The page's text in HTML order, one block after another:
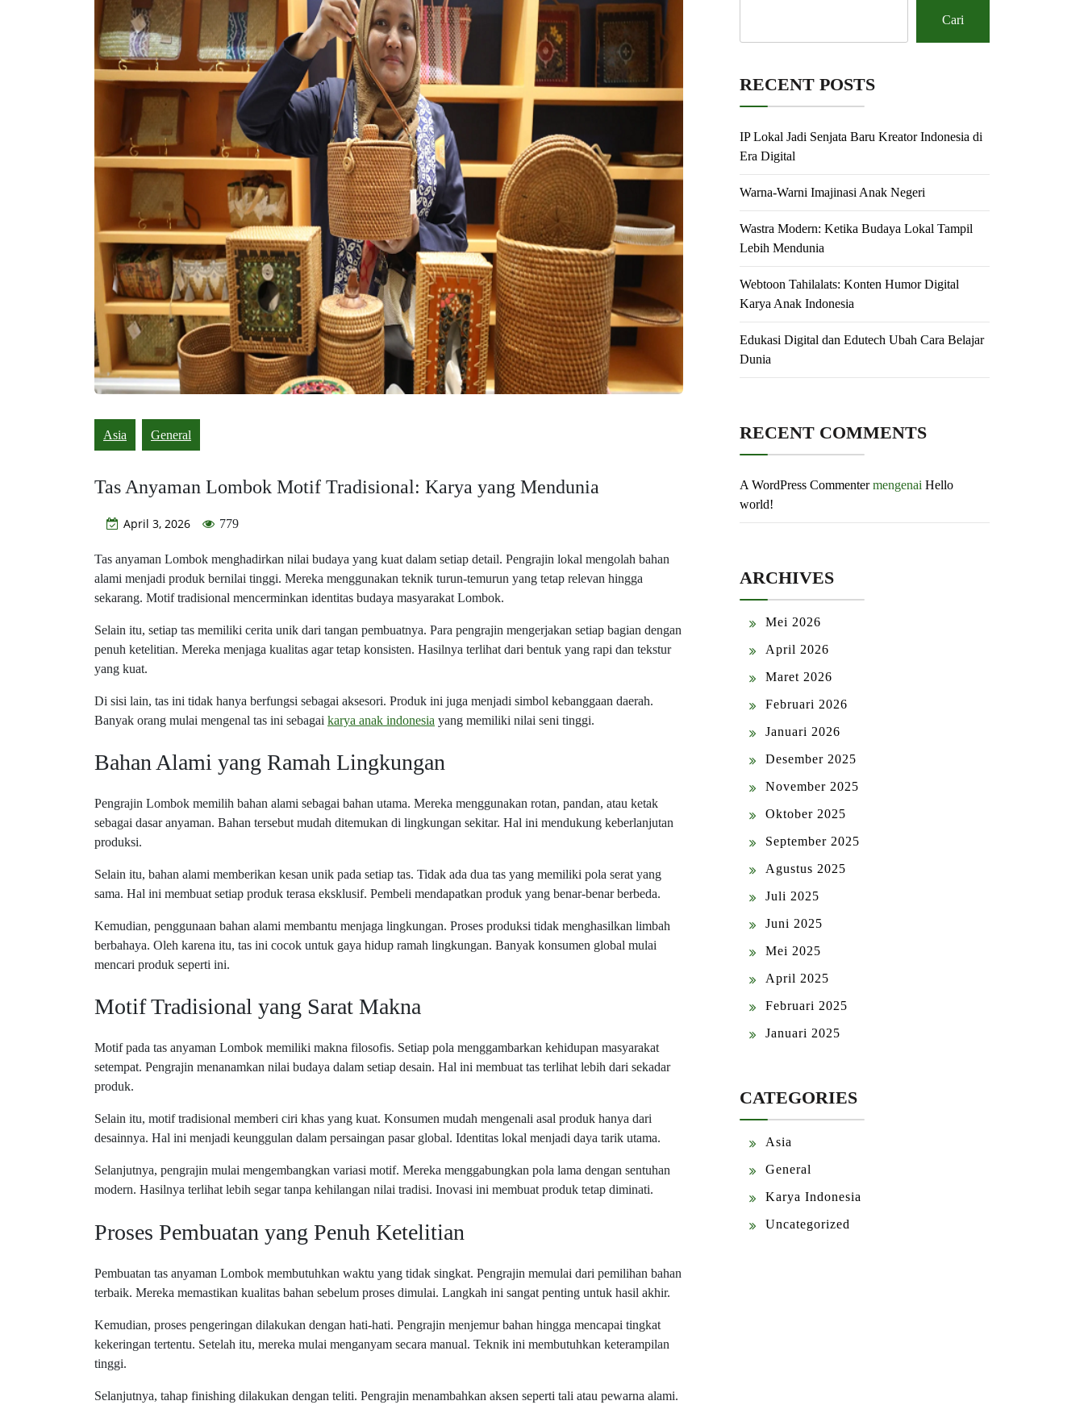
Asia General
Tas Anyaman Lombok Motif Tradisional: Karya yang Mendunia
April 3, 2026 779
Tas anyaman Lombok menghadirkan nilai budaya yang kuat dalam setiap detail. Pengrajin lokal mengolah bahan
alami menjadi produk bernilai tinggi. Mereka menggunakan teknik turun-temurun yang tetap relevan hingga
sekarang. Motif tradisional mencerminkan identitas budaya masyarakat Lombok.
Selain itu, setiap tas memiliki cerita unik dari tangan pembuatnya. Para pengrajin mengerjakan setiap bagian dengan
penuh ketelitian. Mereka menjaga kualitas agar tetap konsisten. Hasilnya terlihat dari bentuk yang rapi dan tekstur
yang kuat.
Di sisi lain, tas ini tidak hanya berfungsi sebagai aksesori. Produk ini juga menjadi simbol kebanggaan daerah.
Banyak orang mulai mengenal tas ini sebagai karya anak indonesia yang memiliki nilai seni tinggi.
Bahan Alami yang Ramah Lingkungan
Pengrajin Lombok memilih bahan alami sebagai bahan utama. Mereka menggunakan rotan, pandan, atau ketak
sebagai dasar anyaman. Bahan tersebut mudah ditemukan di lingkungan sekitar. Hal ini mendukung keberlanjutan
produksi.
Selain itu, bahan alami memberikan kesan unik pada setiap tas. Tidak ada dua tas yang memiliki pola serat yang
sama. Hal ini membuat setiap produk terasa eksklusif. Pembeli mendapatkan produk yang benar-benar berbeda.
Kemudian, penggunaan bahan alami membantu menjaga lingkungan. Proses produksi tidak menghasilkan limbah
berbahaya. Oleh karena itu, tas ini cocok untuk gaya hidup ramah lingkungan. Banyak konsumen global mulai
mencari produk seperti ini.
Motif Tradisional yang Sarat Makna
Motif pada tas anyaman Lombok memiliki makna filosofis. Setiap pola menggambarkan kehidupan masyarakat
setempat. Pengrajin menanamkan nilai budaya dalam setiap desain. Hal ini membuat tas terlihat lebih dari sekadar
produk.
Selain itu, motif tradisional memberi ciri khas yang kuat. Konsumen mudah mengenali asal produk hanya dari
desainnya. Hal ini menjadi keunggulan dalam persaingan pasar global. Identitas lokal menjadi daya tarik utama.
Selanjutnya, pengrajin mulai mengembangkan variasi motif. Mereka menggabungkan pola lama dengan sentuhan
modern. Hasilnya terlihat lebih segar tanpa kehilangan nilai tradisi. Inovasi ini membuat produk tetap diminati.
Proses Pembuatan yang Penuh Ketelitian
Pembuatan tas anyaman Lombok membutuhkan waktu yang tidak singkat. Pengrajin memulai dari pemilihan bahan
terbaik. Mereka memastikan kualitas bahan sebelum proses dimulai. Langkah ini sangat penting untuk hasil akhir.
Kemudian, proses pengeringan dilakukan dengan hati-hati. Pengrajin menjemur bahan hingga mencapai tingkat
kekeringan tertentu. Setelah itu, mereka mulai menganyam secara manual. Teknik ini membutuhkan keterampilan
tinggi.
Selanjutnya, tahap finishing dilakukan dengan teliti. Pengrajin menambahkan aksen seperti tali atau pewarna alami.
Cari
RECENT POSTS
IP Lokal Jadi Senjata Baru Kreator Indonesia di
Era Digital
Warna-Warni Imajinasi Anak Negeri
Wastra Modern: Ketika Budaya Lokal Tampil
Lebih Mendunia
Webtoon Tahilalats: Konten Humor Digital
Karya Anak Indonesia
Edukasi Digital dan Edutech Ubah Cara Belajar
Dunia
RECENT COMMENTS
A WordPress Commentermengenai Hello
world!
ARCHIVES
Mei 2026
April 2026
Maret 2026
Februari 2026
Januari 2026
Desember 2025
November 2025
Oktober 2025
September 2025
Agustus 2025
Juli 2025
Juni 2025
Mei 2025
April 2025
Februari 2025
Januari 2025
CATEGORIES
Asia
General
Karya Indonesia
Uncategorized